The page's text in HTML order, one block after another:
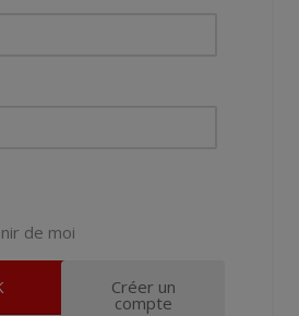
de moi
Créer un
compte